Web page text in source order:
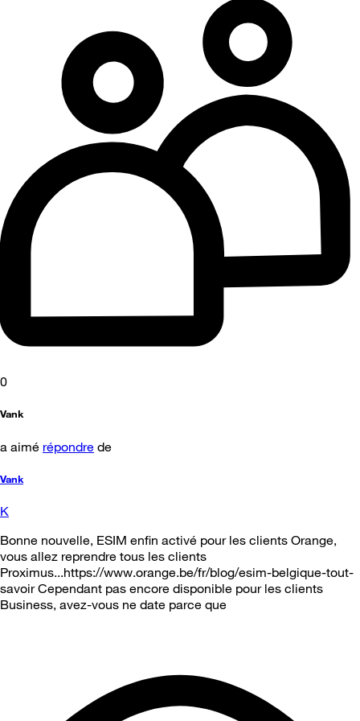
0
Vank
a aimé répondre de
Vank
K
Bonne nouvelle, ESIM enfin activé pour les clients Orange,
vous allez reprendre tous les clients
Proximus...https://www.orange.be/fr/blog/esim-belgique-tout-
savoir Cependant pas encore disponible pour les clients
Business, avez-vous ne date parce que